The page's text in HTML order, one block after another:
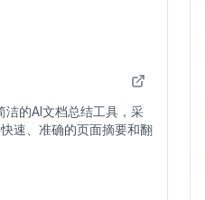
的AI文档总结工具，采
速、准确的页面摘要和翻